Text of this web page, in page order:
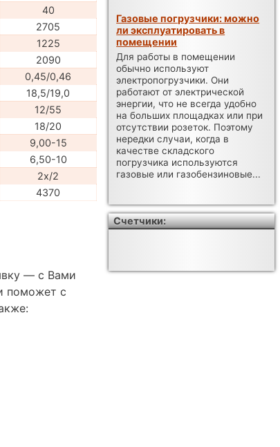
40
2705
1225
2090
0,45/0,46
18,5/19,0
12/55
18/20
9,00-15
6,50-10
2x/2
4370
— с Вами
поможет с
Газовые погрузчики: можно
ли эксплуатировать в
помещении
Для работы в помещении
обычно используют
электропогрузчики. Они
работают от электрической
энергии, что не всегда удобно
на больших площадках или при
отсутствии розеток. Поэтому
нередки случаи, когда в
качестве складского
погрузчика используются
газовые или газобензиновые...
Счетчики: